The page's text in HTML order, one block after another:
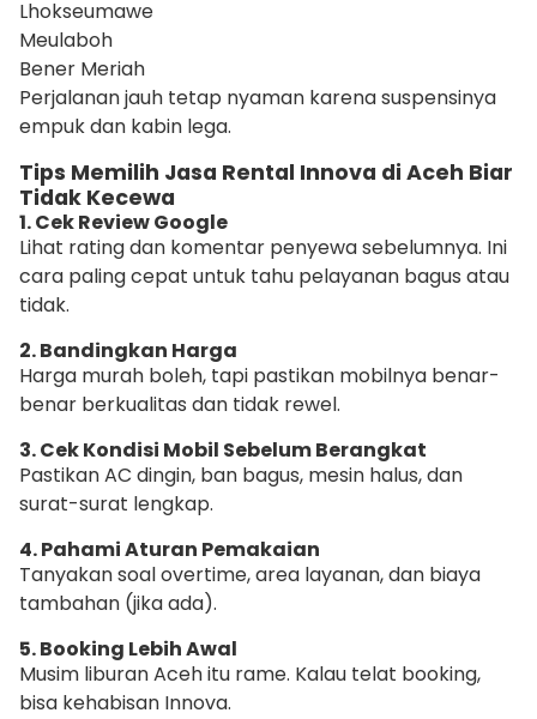
Lhokseumawe
Meulaboh
Bener Meriah
Perjalanan jauh tetap nyaman karena suspensinya
empuk dan kabin lega.
Tips Memilih Jasa Rental Innova di Aceh Biar
Tidak Kecewa
1. Cek Review Google
Lihat rating dan komentar penyewa sebelumnya. Ini
cara paling cepat untuk tahu pelayanan bagus atau
tidak.
2. Bandingkan Harga
Harga murah boleh, tapi pastikan mobilnya benar-
benar berkualitas dan tidak rewel.
3. Cek Kondisi Mobil Sebelum Berangkat
Pastikan AC dingin, ban bagus, mesin halus, dan
surat-surat lengkap.
4. Pahami Aturan Pemakaian
Tanyakan soal overtime, area layanan, dan biaya
tambahan (jika ada).
5. Booking Lebih Awal
Musim liburan Aceh itu rame. Kalau telat booking,
bisa kehabisan Innova.